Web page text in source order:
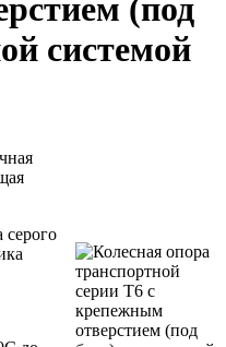
(под
системой
серого